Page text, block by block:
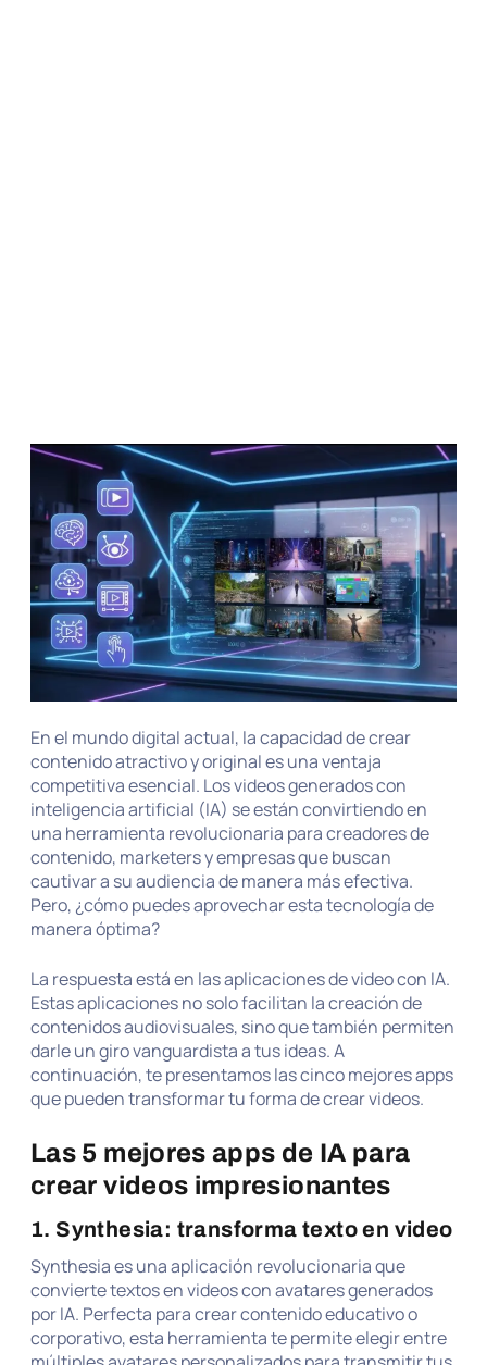
En el mundo digital actual, la capacidad de crear
contenido atractivo y original es una ventaja
competitiva esencial. Los videos generados con
inteligencia artificial (IA) se están convirtiendo en
una herramienta revolucionaria para creadores de
contenido, marketers y empresas que buscan
cautivar a su audiencia de manera más efectiva.
Pero, ¿cómo puedes aprovechar esta tecnología de
manera óptima?
La respuesta está en las aplicaciones de video con IA.
Estas aplicaciones no solo facilitan la creación de
contenidos audiovisuales, sino que también permiten
darle un giro vanguardista a tus ideas. A
continuación, te presentamos las cinco mejores apps
que pueden transformar tu forma de crear videos.
Las 5 mejores apps de IA para
crear videos impresionantes
1. Synthesia: transforma texto en video
Synthesia es una aplicación revolucionaria que
convierte textos en videos con avatares generados
por IA. Perfecta para crear contenido educativo o
corporativo, esta herramienta te permite elegir entre